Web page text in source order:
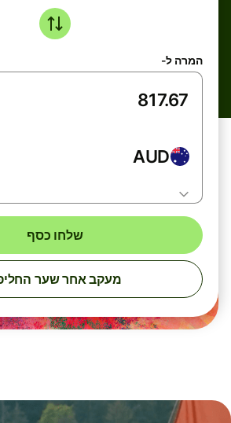
המרה ל-
AUD
שלחו כסף
מעקב אחר שער החליפין